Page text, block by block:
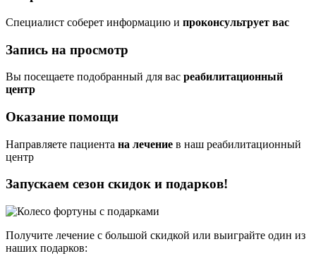
Cпециалист соберет информацию и проконсультрует вас
Запись на просмотр
Вы посещаете подобранный для вас реабилитационный
центр
Оказание помощи
Направляете пациента на лечение в наш реабилитационный
центр
Запускаем сезон скидок и подарков!
Получите лечение с большой скидкой или выиграйте один из
наших подарков: